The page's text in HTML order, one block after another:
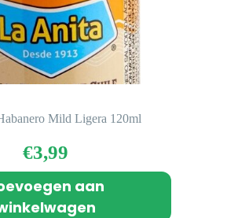
Mild Ligera 120ml
€3,99
aan